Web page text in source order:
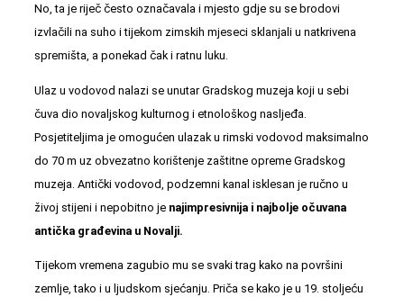
No, ta je riječ često označavala i mjesto gdje su se brodovi
izvlačili na suho i tijekom zimskih mjeseci sklanjali u natkrivena
spremišta, a ponekad čak i ratnu luku.
Ulaz u vodovod nalazi se unutar Gradskog muzeja koji u sebi
čuva dio novaljskog kulturnog i etnološkog nasljeđa.
Posjetiteljima je omogućen ulazak u rimski vodovod maksimalno
do 70 m uz obvezatno korištenje zaštitne opreme Gradskog
muzeja. Antički vodovod , podzemni kanal isklesan je ručno u
živoj stijeni i nepobitno je najimpresivnija i najbolje očuvana
antička građevina u Novalji.
Tijekom vremena zagubio mu se svaki trag kako na površini
zemlje, tako i u ljudskom sjećanju. Priča se kako je u 19. stoljeću